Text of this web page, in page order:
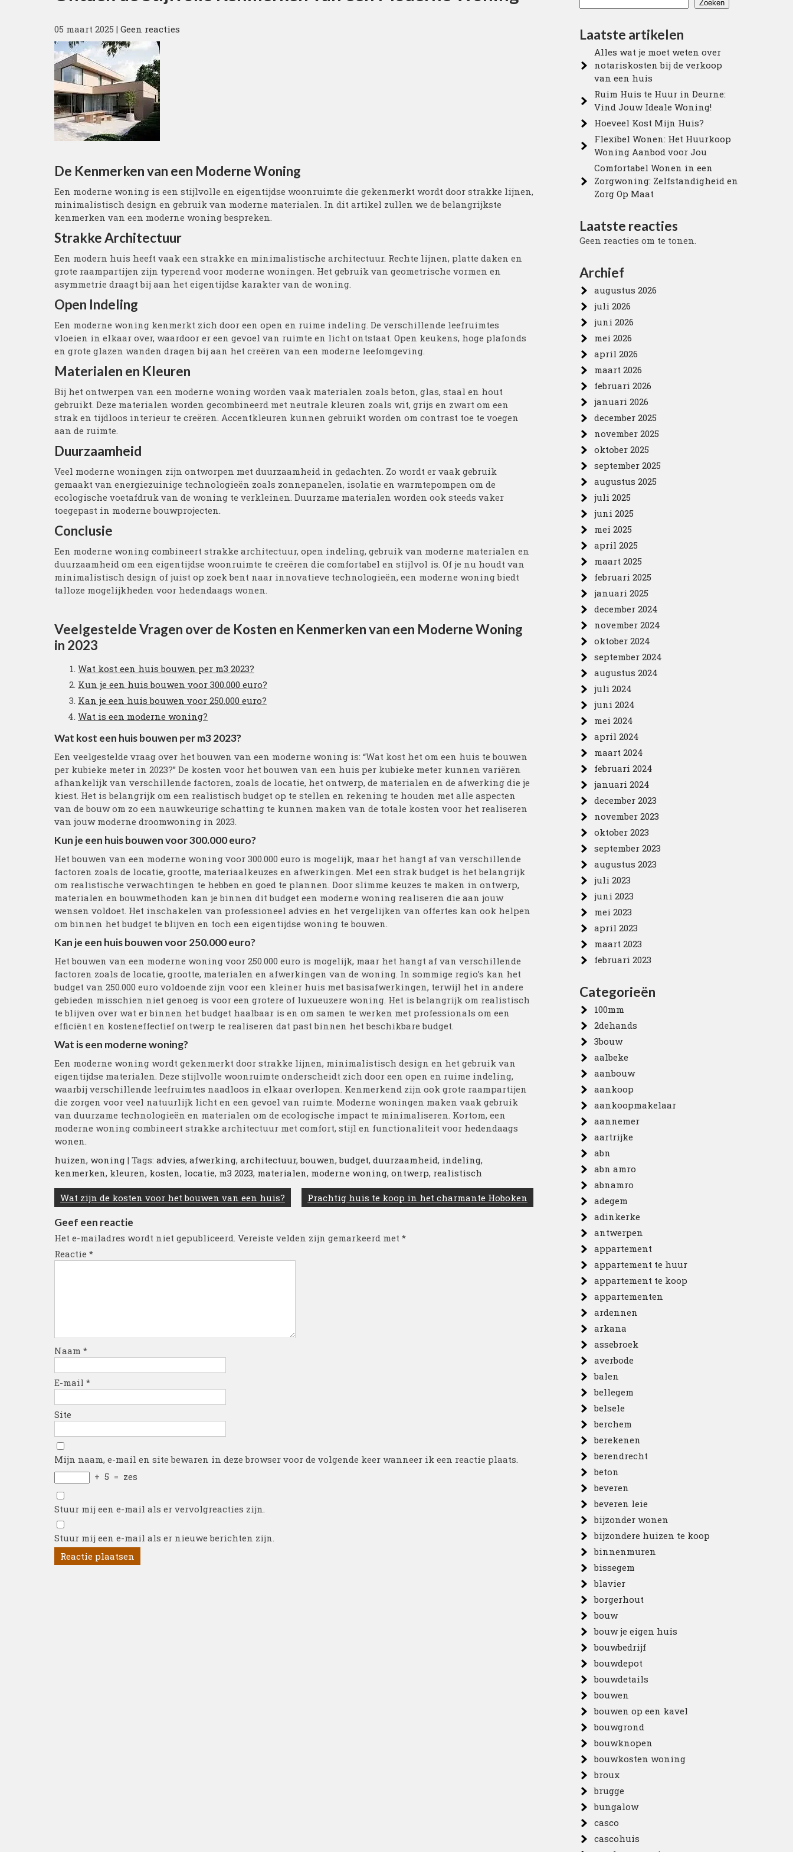
05 maart 2025 | Geen reacties
De Kenmerken van een Moderne Woning
Een moderne woning is een stijlvolle en eigentijdse woonruimte die gekenmerkt wordt door strakke lijnen,
minimalistisch design en gebruik van moderne materialen. In dit artikel zullen we de belangrijkste
kenmerken van een moderne woning bespreken.
Strakke Architectuur
Een modern huis heeft vaak een strakke en minimalistische architectuur. Rechte lijnen, platte daken en
grote raampartijen zijn typerend voor moderne woningen. Het gebruik van geometrische vormen en
asymmetrie draagt bij aan het eigentijdse karakter van de woning.
Open Indeling
Een moderne woning kenmerkt zich door een open en ruime indeling. De verschillende leefruimtes
vloeien in elkaar over, waardoor er een gevoel van ruimte en licht ontstaat. Open keukens, hoge plafonds
en grote glazen wanden dragen bij aan het creëren van een moderne leefomgeving.
Materialen en Kleuren
Bij het ontwerpen van een moderne woning worden vaak materialen zoals beton, glas, staal en hout
gebruikt. Deze materialen worden gecombineerd met neutrale kleuren zoals wit, grijs en zwart om een
strak en tijdloos interieur te creëren. Accentkleuren kunnen gebruikt worden om contrast toe te voegen
aan de ruimte.
Duurzaamheid
Veel moderne woningen zijn ontworpen met duurzaamheid in gedachten. Zo wordt er vaak gebruik
gemaakt van energiezuinige technologieën zoals zonnepanelen, isolatie en warmtepompen om de
ecologische voetafdruk van de woning te verkleinen. Duurzame materialen worden ook steeds vaker
toegepast in moderne bouwprojecten.
Conclusie
Een moderne woning combineert strakke architectuur, open indeling, gebruik van moderne materialen en
duurzaamheid om een eigentijdse woonruimte te creëren die comfortabel en stijlvol is. Of je nu houdt van
minimalistisch design of juist op zoek bent naar innovatieve technologieën, een moderne woning biedt
talloze mogelijkheden voor hedendaags wonen.
Veelgestelde Vragen over de Kosten en Kenmerken van een Moderne Woning
in 2023
Wat kost een huis bouwen per m3 2023?
Kun je een huis bouwen voor 300.000 euro?
Kan je een huis bouwen voor 250.000 euro?
Wat is een moderne woning?
Wat kost een huis bouwen per m3 2023?
Een veelgestelde vraag over het bouwen van een moderne woning is: “Wat kost het om een huis te bouwen
per kubieke meter in 2023?” De kosten voor het bouwen van een huis per kubieke meter kunnen variëren
afhankelijk van verschillende factoren, zoals de locatie, het ontwerp, de materialen en de afwerking die je
kiest. Het is belangrijk om een realistisch budget op te stellen en rekening te houden met alle aspecten
van de bouw om zo een nauwkeurige schatting te kunnen maken van de totale kosten voor het realiseren
van jouw moderne droomwoning in 2023.
Kun je een huis bouwen voor 300.000 euro?
Het bouwen van een moderne woning voor 300.000 euro is mogelijk, maar het hangt af van verschillende
factoren zoals de locatie, grootte, materiaalkeuzes en afwerkingen. Met een strak budget is het belangrijk
om realistische verwachtingen te hebben en goed te plannen. Door slimme keuzes te maken in ontwerp,
materialen en bouwmethoden kan je binnen dit budget een moderne woning realiseren die aan jouw
wensen voldoet. Het inschakelen van professioneel advies en het vergelijken van offertes kan ook helpen
om binnen het budget te blijven en toch een eigentijdse woning te bouwen.
Kan je een huis bouwen voor 250.000 euro?
Het bouwen van een moderne woning voor 250.000 euro is mogelijk, maar het hangt af van verschillende
factoren zoals de locatie, grootte, materialen en afwerkingen van de woning. In sommige regio’s kan het
budget van 250.000 euro voldoende zijn voor een kleiner huis met basisafwerkingen, terwijl het in andere
gebieden misschien niet genoeg is voor een grotere of luxueuzere woning. Het is belangrijk om realistisch
te blijven over wat er binnen het budget haalbaar is en om samen te werken met professionals om een
efficiënt en kosteneffectief ontwerp te realiseren dat past binnen het beschikbare budget.
Wat is een moderne woning?
Een moderne woning wordt gekenmerkt door strakke lijnen, minimalistisch design en het gebruik van
eigentijdse materialen. Deze stijlvolle woonruimte onderscheidt zich door een open en ruime indeling,
waarbij verschillende leefruimtes naadloos in elkaar overlopen. Kenmerkend zijn ook grote raampartijen
die zorgen voor veel natuurlijk licht en een gevoel van ruimte. Moderne woningen maken vaak gebruik
van duurzame technologieën en materialen om de ecologische impact te minimaliseren. Kortom, een
moderne woning combineert strakke architectuur met comfort, stijl en functionaliteit voor hedendaags
wonen.
huizen, woning | Tags: advies, afwerking, architectuur,bouwen,budget, duurzaamheid, indeling,
kenmerken, kleuren, kosten, locatie, m3 2023, materialen, moderne woning, ontwerp, realistisch
Berichtnavigatie
Wat zijn de kosten voor het bouwen van een huis? Prachtig huis te koop in het charmante Hoboken
Geef een reactie
Het e-mailadres wordt niet gepubliceerd. Vereiste velden zijn gemarkeerd met *
Reactie *
Naam *
E-mail *
Site
Mijn naam, e-mail en site bewaren in deze browser voor de volgende keer wanneer ik een reactie plaats.
+ 5 = zes
Stuur mij een e-mail als er vervolgreacties zijn.
Stuur mij een e-mail als er nieuwe berichten zijn.
Zoeken
Laatste artikelen
Alles wat je moet weten over
notariskosten bij de verkoop
van een huis
Ruim Huis te Huur in Deurne:
Vind Jouw Ideale Woning!
Hoeveel Kost Mijn Huis?
Flexibel Wonen: Het Huurkoop
Woning Aanbod voor Jou
Comfortabel Wonen in een
Zorgwoning: Zelfstandigheid en
Zorg Op Maat
Laatste reacties
Geen reacties om te tonen.
Archief
augustus 2026
juli 2026
juni 2026
mei 2026
april 2026
maart 2026
februari 2026
januari 2026
december 2025
november 2025
oktober 2025
september 2025
augustus 2025
juli 2025
juni 2025
mei 2025
april 2025
maart 2025
februari 2025
januari 2025
december 2024
november 2024
oktober 2024
september 2024
augustus 2024
juli 2024
juni 2024
mei 2024
april 2024
maart 2024
februari 2024
januari 2024
december 2023
november 2023
oktober 2023
september 2023
augustus 2023
juli 2023
juni 2023
mei 2023
april 2023
maart 2023
februari 2023
Categorieën
100mm
2dehands
3bouw
aalbeke
aanbouw
aankoop
aankoopmakelaar
aannemer
aartrijke
abn
abn amro
abnamro
adegem
adinkerke
antwerpen
appartement
appartement te huur
appartement te koop
appartementen
ardennen
arkana
assebroek
averbode
balen
bellegem
belsele
berchem
berekenen
berendrecht
beton
beveren
beveren leie
bijzonder wonen
bijzondere huizen te koop
binnenmuren
bissegem
blavier
borgerhout
bouw
bouw je eigen huis
bouwbedrijf
bouwdepot
bouwdetails
bouwen
bouwen op een kavel
bouwgrond
bouwknopen
bouwkosten woning
broux
brugge
bungalow
casco
cascohuis